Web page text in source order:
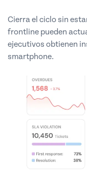
Cierra el ciclo sin
frontline pueden
ejecutivos obtienen
smartphone.